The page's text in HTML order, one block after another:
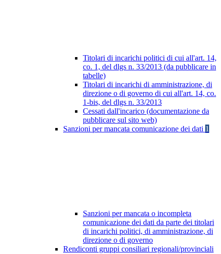
Titolari di incarichi politici di cui all'art. 14,
co. 1, del dlgs n. 33/2013 (da pubblicare in
tabelle)
Titolari di incarichi di amministrazione, di
direzione o di governo di cui all'art. 14, co.
1-bis, del dlgs n. 33/2013
Cessati dall'incarico (documentazione da
pubblicare sul sito web)
Sanzioni per mancata comunicazione dei dati 1
Sanzioni per mancata o incompleta
comunicazione dei dati da parte dei titolari
di incarichi politici, di amministrazione, di
direzione o di governo
Rendiconti gruppi consiliari regionali/provinciali